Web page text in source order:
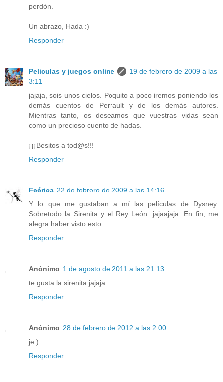
perdón.
Un abrazo, Hada :)
Responder
Peliculas y juegos online
19 de febrero de 2009 a las
3:11
jajaja, sois unos cielos. Poquito a poco iremos poniendo los
demás cuentos de Perrault y de los demás autores.
Mientras tanto, os deseamos que vuestras vidas sean
como un precioso cuento de hadas.
¡¡¡Besitos a tod@s!!!
Responder
Feérica 22 de febrero de 2009 a las 14:16
Y lo que me gustaban a mí las películas de Dysney.
Sobretodo la Sirenita y el Rey León. jajaajaja. En fin, me
alegra haber visto esto.
Responder
Anónimo 1 de agosto de 2011 a las 21:13
te gusta la sirenita jajaja
Responder
Anónimo 28 de febrero de 2012 a las 2:00
je:)
Responder